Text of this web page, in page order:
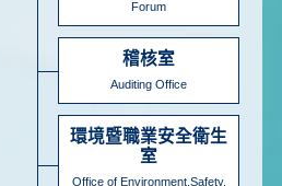
Forum
稽核室
Auditing Office
環境暨職業安全衛生
室
Office of Environment,Safety,